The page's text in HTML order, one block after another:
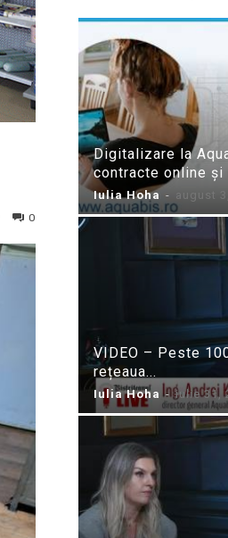
0
Digitalizare la
contracte online și
Iulia Hoha - august
VIDEO – Peste
rețeaua...
Iulia Hoha - iulie 31,